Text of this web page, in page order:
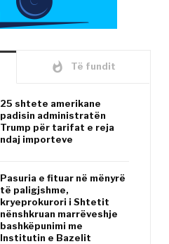
whatshot Të fundit
25 shtete amerikane
padisin administratën
Trump për tarifat e reja
ndaj importeve
Pasuria e fituar në mënyrë
të paligjshme,
kryeprokurori i Shtetit
nënshkruan marrëveshje
bashkëpunimi me
Institutin e Bazelit